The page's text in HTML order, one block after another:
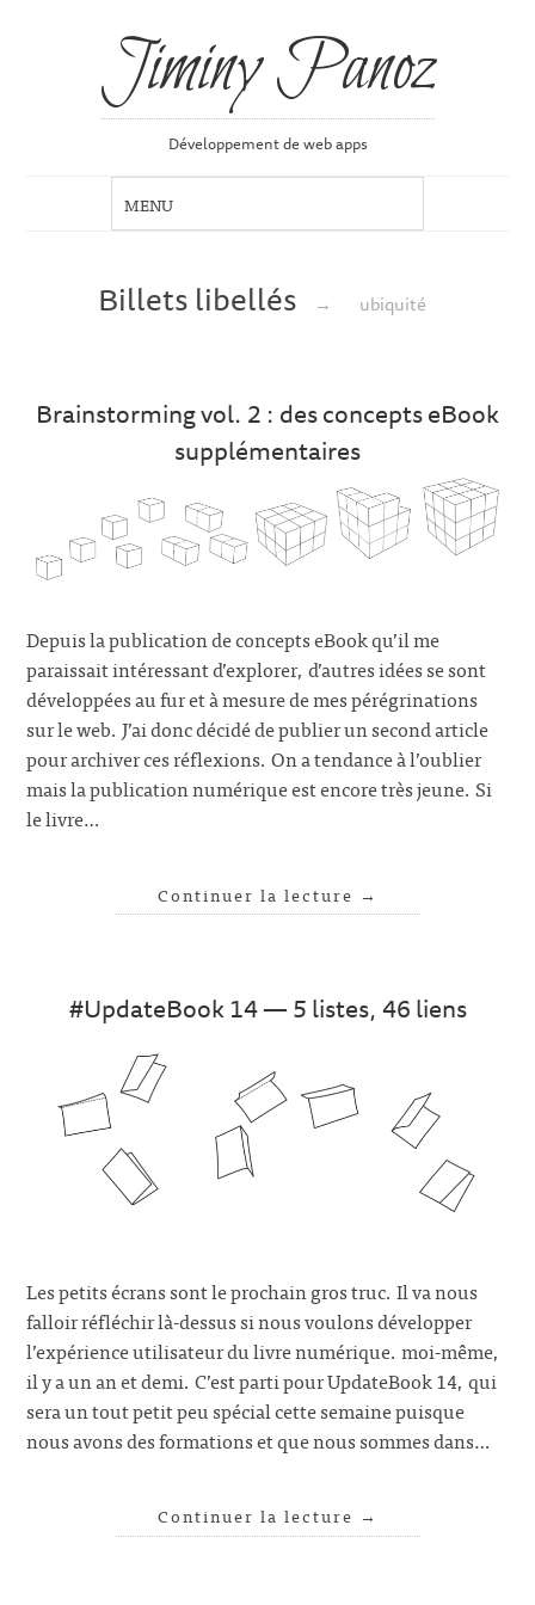
Jiminy Panoz
Développement de web apps
Billets libellés → ubiquité
Brainstorming vol. 2 : des concepts eBook
supplémentaires
Depuis la publication de concepts eBook qu’il me
paraissait intéressant d’explorer, d’autres idées se sont
développées au fur et à mesure de mes pérégrinations
sur le web. J’ai donc décidé de publier un second article
pour archiver ces réflexions. On a tendance à l’oublier
mais la publication numérique est encore très jeune. Si
le livre…
Continuer la lecture →
#UpdateBook 14 — 5 listes, 46 liens
Les petits écrans sont le prochain gros truc. Il va nous
falloir réfléchir là-dessus si nous voulons développer
l’expérience utilisateur du livre numérique. moi-même,
il y a un an et demi. C’est parti pour UpdateBook 14, qui
sera un tout petit peu spécial cette semaine puisque
nous avons des formations et que nous sommes dans…
Continuer la lecture →